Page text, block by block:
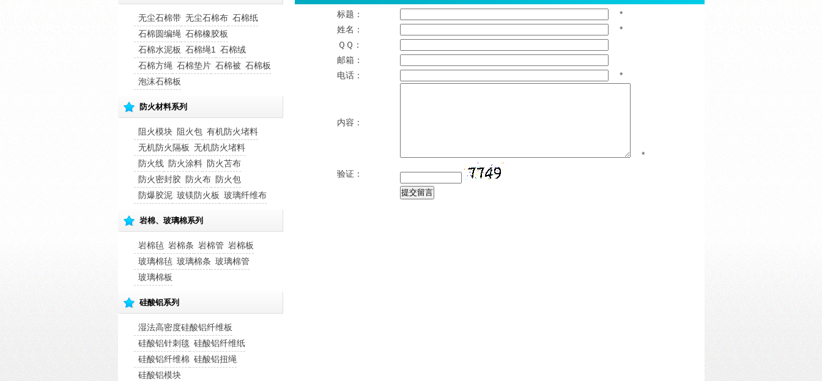
无尘石棉带 无尘石棉布 石棉纸
石棉圆编绳 石棉橡胶板
石棉水泥板 石棉绳1
石棉绒
石棉方绳 石棉垫片 石棉被 石棉板
泡沫石棉板
防火材料系列
阻火模块 阻火包 有机防火堵料
无机防火隔板 无机防火堵料
防火线 防火涂料 防火苫布
防火密封胶 防火布 防火包
防爆胶泥 玻镁防火板 玻璃纤维布
岩棉、玻璃棉系列
岩棉毡 岩棉条 岩棉管 岩棉板
玻璃棉毡 玻璃棉条 玻璃棉管
玻璃棉板
硅酸铝系列
湿法高密度硅酸铝纤维板
硅酸铝针刺毯 硅酸铝纤维纸
硅酸铝纤维棉 硅酸铝扭绳
硅酸铝模块
标题：
*
姓名：
*
ＱＱ：
邮箱：
电话：
*
内容：
*
验证：